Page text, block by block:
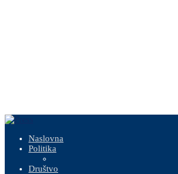
Naslovna
Politika
Društvo